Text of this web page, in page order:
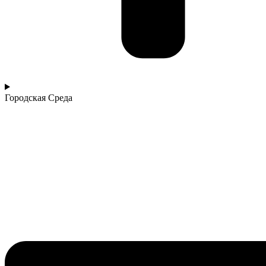
Городская Среда